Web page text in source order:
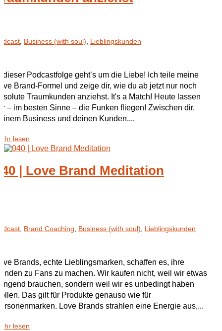
, Business (with soul), Lieblingskunden
dieser Podcastfolge geht’s um die Liebe! Ich teile meine
Brand-Formel und zeige dir, wie du ab jetzt nur noch
Traumkunden anziehst. It's a Match! Heute lassen
– im besten Sinne – die Funken fliegen! Zwischen dir,
Business und deinen Kunden....
lesen
| Love Brand Meditation
Brand Coaching Business (with soul) Lieblingskunden
Brands, echte Lieblingsmarken, schaffen es, ihre
zu Fans zu machen. Wir kaufen nicht, weil wir etwas
brauchen, sondern weil wir es unbedingt haben
Das gilt für Produkte genauso wie für
Love Brands strahlen eine Energie aus,...
lesen